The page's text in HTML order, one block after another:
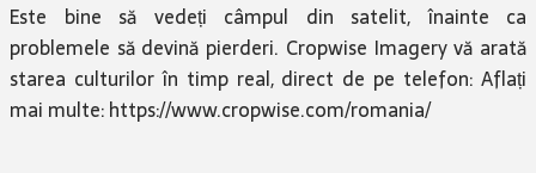
Este bine să vedeți câmpul din satelit, înainte ca
problemele să devină pierderi. Cropwise Imagery vă arată
starea culturilor în timp real, direct de pe telefon: Aflați
mai multe: https://www.cropwise.com/romania/